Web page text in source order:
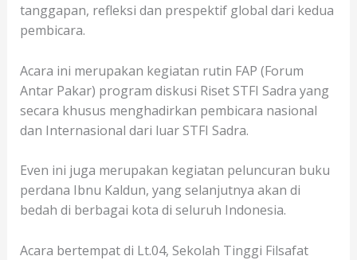
tanggapan, refleksi dan prespektif global dari kedua
pembicara.
Acara ini merupakan kegiatan rutin FAP (Forum
Antar Pakar) program diskusi Riset STFI Sadra yang
secara khusus menghadirkan pembicara nasional
dan Internasional dari luar STFI Sadra.
Even ini juga merupakan kegiatan peluncuran buku
perdana Ibnu Kaldun, yang selanjutnya akan di
bedah di berbagai kota di seluruh Indonesia.
Acara bertempat di Lt.04, Sekolah Tinggi Filsafat